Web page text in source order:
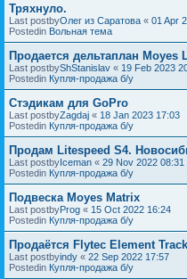
Тряхнуло.
Last postbyОлег из Саратова « 01 Apr
Postedin Вольная тема
Продается дельтаплан Moyes
Last postbyShStanislav « 19 Feb 2023
Postedin Купля-продажа б/у
Стэдикам для GoPro
Last postbyZagdaj « 18 Jan 2023 17:03
Postedin Купля-продажа б/у
Продам Litespeed S4.
Last postbyIceman « 29 Nov 2022 08:31
Postedin Купля-продажа б/у
Подвеска Moyes Matrix
Last postbyProg « 15 Oct 2022 16:24
Postedin Купля-продажа б/у
Продаётся Flytec Element Track
Last postbyindy « 22 Sep 2022 17:57
Postedin Купля-продажа б/у